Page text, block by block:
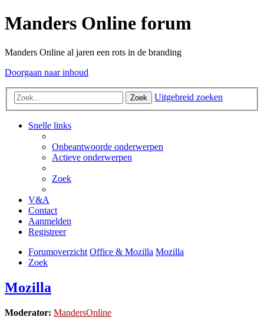
Manders Online forum
Manders Online al jaren een rots in de branding
Doorgaan naar inhoud
Zoek Uitgebreid zoeken
Snelle links
Onbeantwoorde onderwerpen
Actieve onderwerpen
Zoek
V&A
Contact
Aanmelden
Registreer
Forumoverzicht Office & Mozilla Mozilla
Zoek
Mozilla
Moderator: MandersOnline